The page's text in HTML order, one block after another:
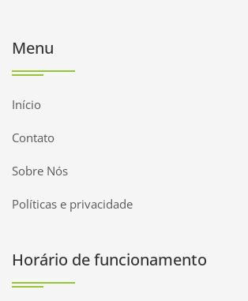
Menu
Início
Contato
Sobre Nós
Políticas e privacidade
Horário de funcionamento